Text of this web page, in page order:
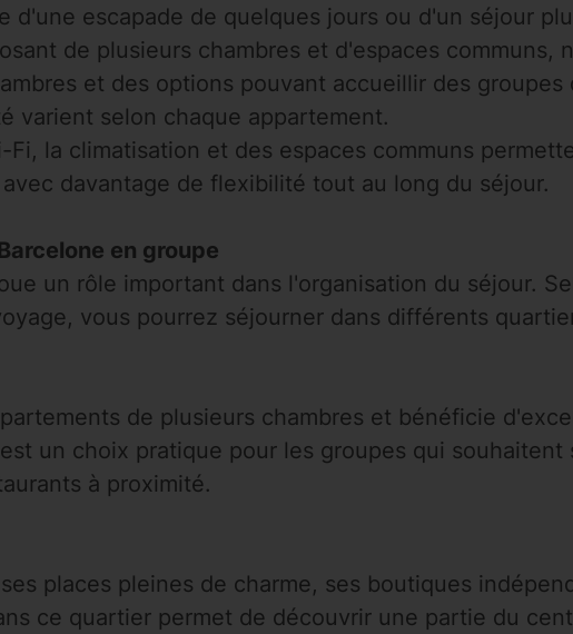
d'une escapade de quelques jours ou d'un séjour
de plusieurs chambres et d'espaces communs,
et des options pouvant accueillir des groupes
varient selon chaque appartement.
la climatisation et des espaces communs
davantage de flexibilité tout au long du séjour.
en groupe
un rôle important dans l'organisation du séjour.
vous pourrez séjourner dans différents
de plusieurs chambres et bénéficie
un choix pratique pour les groupes qui souhaitent
à proximité.
places pleines de charme, ses boutiques
ce quartier permet de découvrir une partie du